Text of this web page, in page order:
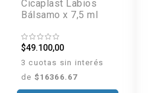
Cicaplast Labios
Bálsamo x 7,5 ml
$49.100,00
3 cuotas sin interés
de $16366.67